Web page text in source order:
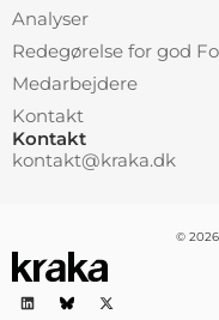
Analyser
Redegørelse for god
Medarbejdere
Kontakt
Kontakt
kontakt@kraka.dk
© 2026